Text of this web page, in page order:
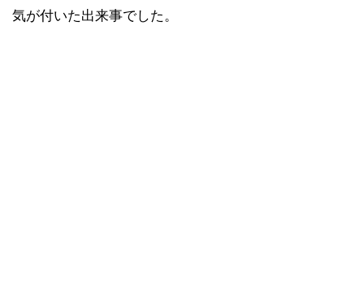
気が付いた出来事でした。